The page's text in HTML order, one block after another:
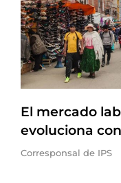
El mercado
evoluciona
Corresponsal de IPS